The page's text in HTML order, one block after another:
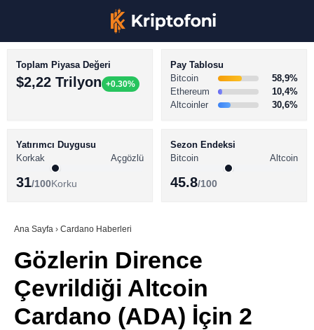
BİTCOİN HABERLERİ
ALTCOİN HABERLERİ
SÖZLÜK
Toplam Piyasa Değeri
$2,22 Trilyon +0.30%
Pay Tablosu
Bitcoin
58,9%
Ethereum
10,4%
Altcoinler
30,6%
Yatırımcı Duygusu
Korkak
Açgözlü
31/100Korku
Sezon Endeksi
Bitcoin
Altcoin
45.8/100
Ana Sayfa › Cardano Haberleri
Gözlerin Dirence
Çevrildiği Altcoin
Cardano (ADA) İçin 2